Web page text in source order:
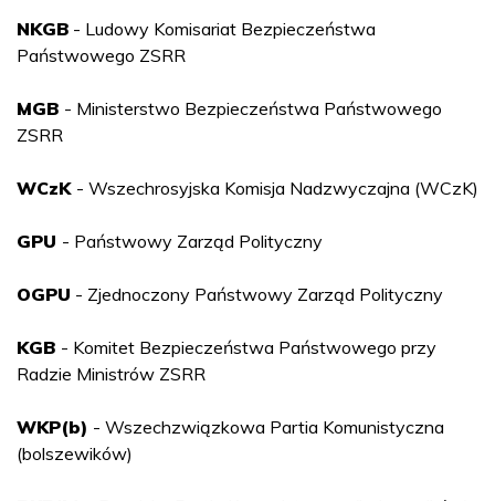
NKGB - Ludowy Komisariat Bezpieczeństwa
Państwowego ZSRR
MGB - Ministerstwo Bezpieczeństwa Państwowego
ZSRR
WCzK - Wszechrosyjska Komisja Nadzwyczajna (WCzK)
GPU - Państwowy Zarząd Polityczny
OGPU - Zjednoczony Państwowy Zarząd Polityczny
KGB - Komitet Bezpieczeństwa Państwowego przy
Radzie Ministrów ZSRR
WKP(b) - Wszechzwiązkowa Partia Komunistyczna
(bolszewików)